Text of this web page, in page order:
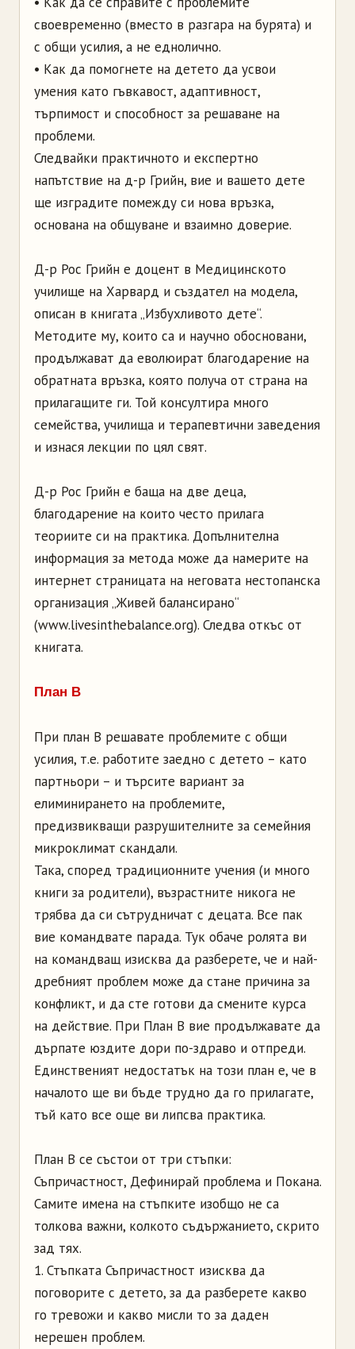
своевременно (вместо в разгара на бурята) и
с общи усилия, а не еднолично.
• Как да помогнете на детето да усвои
умения като гъвкавост, адаптивност,
търпимост и способност за решаване на
проблеми.
Следвайки практичното и експертно
напътствие на д-р Грийн, вие и вашето дете
ще изградите помежду си нова връзка,
основана на общуване и взаимно доверие.
Д-р Рос Грийн е доцент в Медицинското
училище на Харвард и създател на модела,
описан в книгата „Избухливото дете“.
Методите му, които са и научно обосновани,
продължават да еволюират благодарение на
обратната връзка, която получа от страна на
прилагащите ги. Той консултира много
семейства, училища и терапевтични заведения
и изнася лекции по цял свят.
Д-р Рос Грийн е баща на две деца,
благодарение на които често прилага
теориите си на практика. Допълнителна
информация за метода може да намерите на
интернет страницата на неговата нестопанска
организация „Живей балансирано“
(www.livesinthebalance.org). Следва откъс от
книгата.
План В
При план В решавате проблемите с общи
усилия, т.е. работите заедно с детето – като
партньори – и търсите вариант за
елиминирането на проблемите,
предизвикващи разрушителните за семейния
микроклимат скандали.
Така, според традиционните учения (и много
книги за родители), възрастните никога не
трябва да си сътрудничат с децата. Все пак
вие командвате парада. Тук обаче ролята ви
на командващ изисква да разберете, че и най-
дребният проблем може да стане причина за
конфликт, и да сте готови да смените курса
на действие. При План В вие продължавате да
дърпате юздите дори по-здраво и отпреди.
Единственият недостатък на този план е, че в
началото ще ви бъде трудно да го прилагате,
тъй като все още ви липсва практика.
План В се състои от три стъпки:
Съпричастност, Дефинирай проблема и Покана.
Самите имена на стъпките изобщо не са
толкова важни, колкото съдържанието, скрито
зад тях.
1. Стъпката Съпричастност изисква да
поговорите с детето, за да разберете какво
го тревожи и какво мисли то за даден
нерешен проблем.